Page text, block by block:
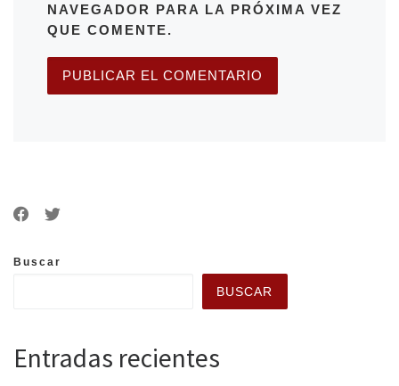
NAVEGADOR PARA LA PRÓXIMA VEZ
QUE COMENTE.
Buscar
BUSCAR
Entradas recientes